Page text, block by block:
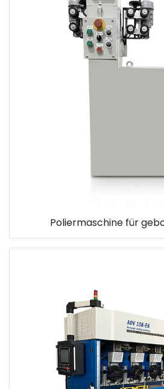
Poliermaschine für